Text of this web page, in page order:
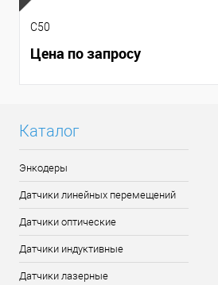
C50
Цена по запросу
Каталог
Энкодеры
Датчики линейных перемещений
Датчики оптические
Датчики индуктивные
Датчики лазерные